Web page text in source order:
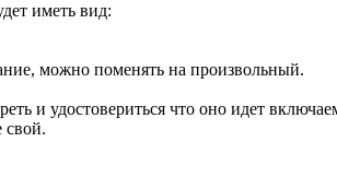
иметь вид:
можно поменять на произвольный.
и удостовериться что оно идет
свой.